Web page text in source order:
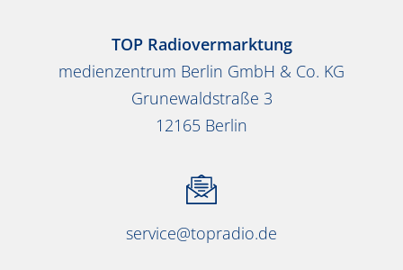
TOP Radiovermarktung
medienzentrum Berlin GmbH & Co. KG
Grunewaldstraße 3
12165 Berlin
service@topradio.de